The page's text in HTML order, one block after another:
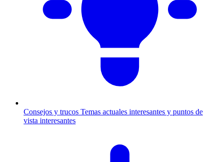
Consejos y trucos Temas actuales interesantes y puntos de
vista interesantes